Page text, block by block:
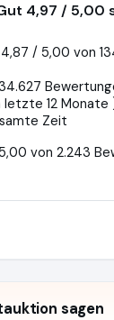
4,97 / 5,00
/ 5,00 von
12 Monate
Zeit
von 2.243
sagen